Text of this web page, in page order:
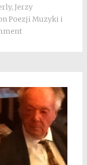
, Jerzy
Poezji Muzyki i